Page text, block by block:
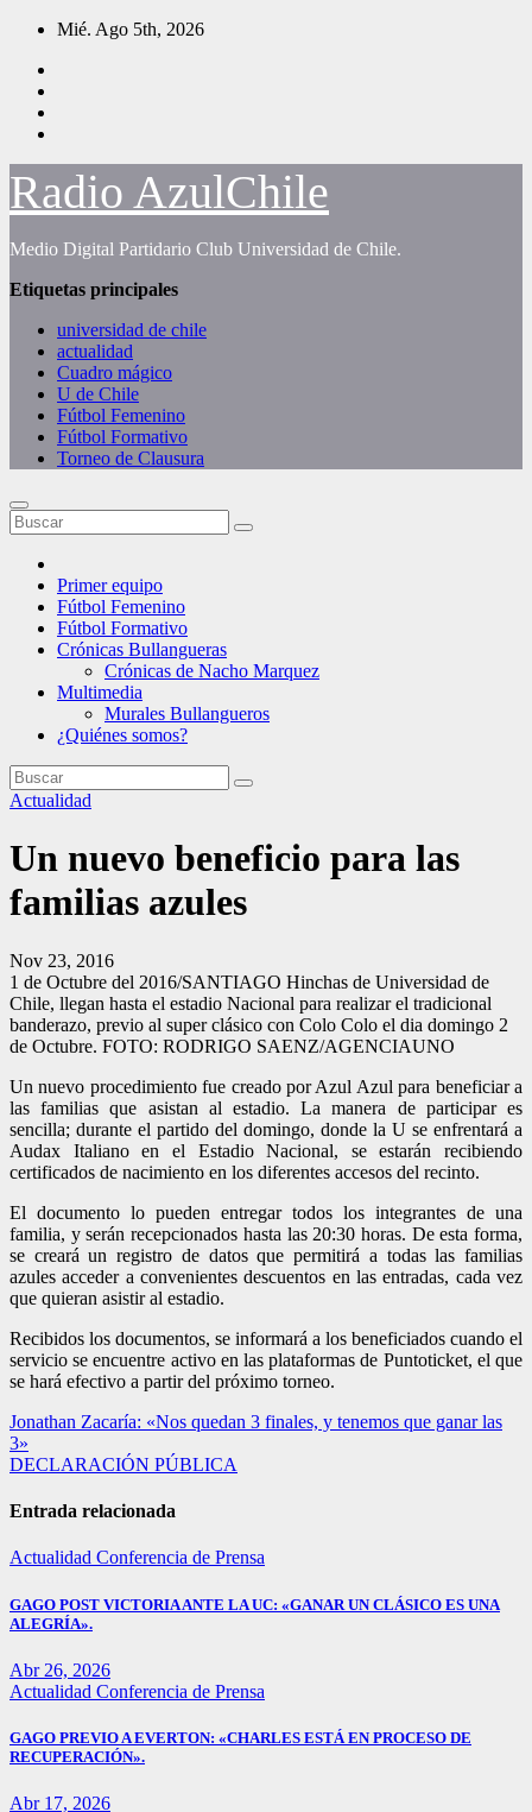
Saltar
contenido
Mié. Ago 5th, 2026
Radio AzulChile
Medio Digital Partidario Club Universidad de Chile.
Etiquetas principales
universidad de chile
actualidad
Cuadro mágico
U de Chile
Fútbol Femenino
Fútbol Formativo
Torneo de Clausura
Primer equipo
Fútbol Femenino
Fútbol Formativo
Crónicas Bullangueras
Crónicas de Nacho Marquez
Multimedia
Murales Bullangueros
¿Quiénes somos?
Actualidad
Un nuevo beneficio para las
familias azules
Nov 23, 2016
1 de Octubre del 2016/SANTIAGO Hinchas de Universidad de
Chile, llegan hasta el estadio Nacional para realizar el tradicional
banderazo, previo al super clásico con Colo Colo el dia domingo 2
de Octubre. FOTO: RODRIGO SAENZ/AGENCIAUNO
Un nuevo procedimiento fue creado por Azul Azul para beneficiar a
las familias que asistan al estadio. La manera de participar es
sencilla; durante el partido del domingo, donde la U se enfrentará a
Audax Italiano en el Estadio Nacional, se estarán recibiendo
certificados de nacimiento en los diferentes accesos del recinto.
El documento lo pueden entregar todos los integrantes de una
familia, y serán recepcionados hasta las 20:30 horas. De esta forma,
se creará un registro de datos que permitirá a todas las familias
azules acceder a convenientes descuentos en las entradas, cada vez
que quieran asistir al estadio.
Recibidos los documentos, se informará a los beneficiados cuando el
servicio se encuentre activo en las plataformas de Puntoticket, el que
se hará efectivo a partir del próximo torneo.
Navegación
de
Jonathan Zacaría: «Nos quedan 3 finales, y tenemos que ganar las
3»
DECLARACIÓN PÚBLICA
Entrada relacionada
Actualidad Conferencia de Prensa
GAGO POST VICTORIA ANTE LA UC: «GANAR UN CLÁSICO ES UNA
ALEGRÍA».
Abr 26, 2026
Actualidad Conferencia de Prensa
GAGO PREVIO A EVERTON: «CHARLES ESTÁ EN PROCESO DE
RECUPERACIÓN».
Abr 17, 2026